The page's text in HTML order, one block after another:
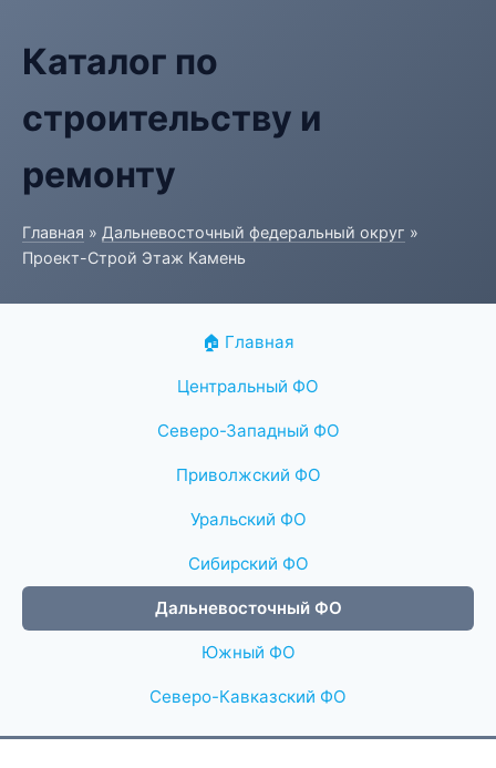
Каталог по
строительству и
ремонту
Главная » Дальневосточный федеральный округ »
Проект-Строй Этаж Камень
🏠 Главная
Центральный ФО
Северо-Западный ФО
Приволжский ФО
Уральский ФО
Сибирский ФО
Дальневосточный ФО
Южный ФО
Северо-Кавказский ФО